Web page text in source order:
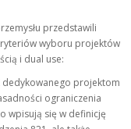
przedstawili
wyboru projektów
i dual use:
dedykowanego projektom
ograniczenia
wpisują się w definicję